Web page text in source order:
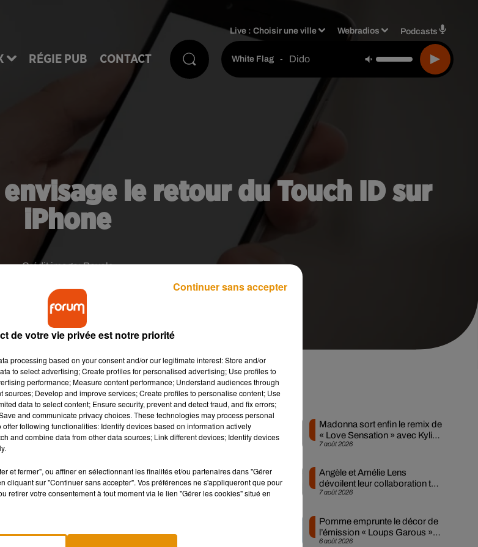
RÉGIE PUB CONTACT
Live :Choisir une ville Webradios Podcasts
White Flag - Dido
le retour du Touch ID sur
iPhone
Crédit image:Pexels
? La marque à la pomme
se marie pas tellement avec le port
masque (ou faire son code) pour déverrouiller
ID ne fait pas vraiment l’unanimité. Cette
bloque lorsque l’utilisateur porte le
la planète, Apple envisagerait de réintroduire
Musique
7 août 2026
Madonna sort enfin le remix de
« Love Sensation » avec Kylie
Minogue
7 août 2026
Angèle et Amélie Lens
dévoilent leur collaboration tant
attendue
6 août 2026
Pomme emprunte le décor de
l’émission « Loups Garous »
pour son...
de votre vie privée est notre priorité
processing based on your consent and/or our legitimate interest: Store and/or
to select advertising; Create profiles for personalised advertising; Use profiles to
performance; Measure content performance; Understand audiences through
sources; Develop and improve services; Create profiles to personalise content; Use
data to select content; Ensure security, prevent and detect fraud, and fix errors;
and communicate privacy choices. These technologies may process personal
following functionalities: Identify devices based on information actively
and combine data from other data sources; Link different devices; Identify devices
et fermer", ou affiner en sélectionnant les finalités et/ou partenaires dans "Gérer
cliquant sur "Continuer sans accepter". Vos préférences ne s'appliqueront que pour
retirer votre consentement à tout moment via le lien "Gérer les cookies" situé en
Continuer sans accepter